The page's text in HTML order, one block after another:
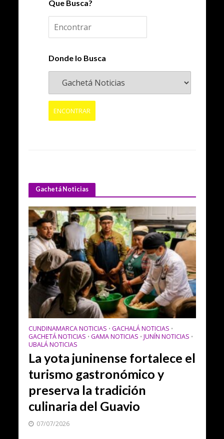
Que Busca?
Donde lo Busca
Gachetá Noticias
CUNDINAMARCA NOTICIAS • GACHALÁ NOTICIAS •
GACHETÁ NOTICIAS • GAMA NOTICIAS • JUNÍN NOTICIAS •
UBALÁ NOTICIAS
La yota juninense fortalece el
turismo gastronómico y
preserva la tradición
culinaria del Guavio
07/07/2026